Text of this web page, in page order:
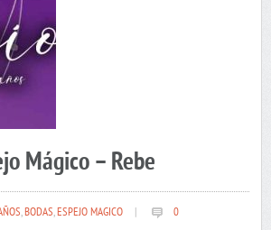
Mágico – Rebe
,BODAS,ESPEJO MAGICO 0